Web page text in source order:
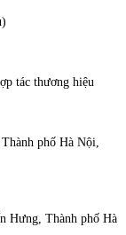
tác thương hiệu
phố Hà Nội,
Hưng, Thành phố Hà